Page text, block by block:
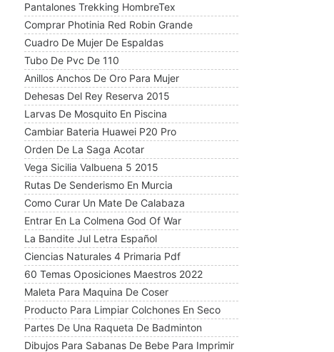
Pantalones Trekking HombreTex
Comprar Photinia Red Robin Grande
Cuadro De Mujer De Espaldas
Tubo De Pvc De 110
Anillos Anchos De Oro Para Mujer
Dehesas Del Rey Reserva 2015
Larvas De Mosquito En Piscina
Cambiar Bateria Huawei P20 Pro
Orden De La Saga Acotar
Vega Sicilia Valbuena 5 2015
Rutas De Senderismo En Murcia
Como Curar Un Mate De Calabaza
Entrar En La Colmena God Of War
La Bandite Jul Letra Español
Ciencias Naturales 4 Primaria Pdf
60 Temas Oposiciones Maestros 2022
Maleta Para Maquina De Coser
Producto Para Limpiar Colchones En Seco
Partes De Una Raqueta De Badminton
Dibujos Para Sabanas De Bebe Para Imprimir